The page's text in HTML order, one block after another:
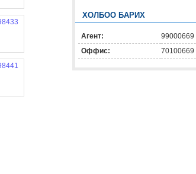
ХОЛБОО БАРИХ
Агент:
99000669
Оффис:
70100669